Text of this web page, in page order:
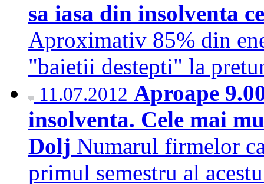
sa iasa din insolventa
Aproximativ 85% din
"baietii destepti" la
11.07.2012 Aproape
insolventa. Cele mai
Dolj Numarul firmelor
primul semestru al